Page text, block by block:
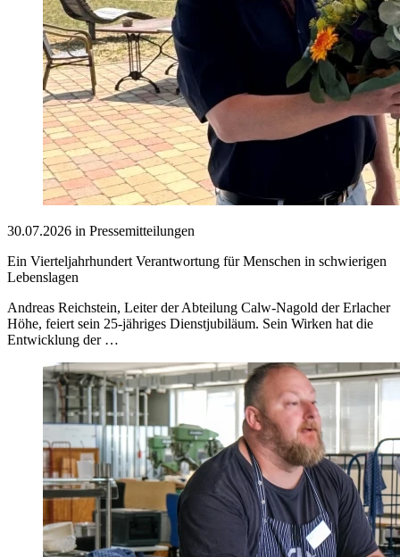
30.07.2026 in Pressemitteilungen
Ein Vierteljahrhundert Verantwortung für Menschen in schwierigen
Lebenslagen
Andreas Reichstein, Leiter der Abteilung Calw-Nagold der Erlacher
Höhe, feiert sein 25-jähriges Dienstjubiläum. Sein Wirken hat die
Entwicklung der …